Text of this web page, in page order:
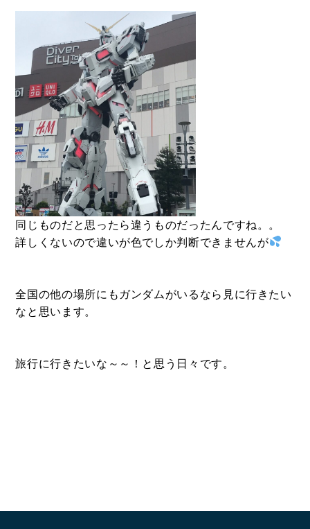
CONTACT お問い合わせ
コンタクトフォームからお問い合わせ
同じものだと思ったら違うものだったんですね。。
詳しくないので違いが色でしか判断できませんが
全国の他の場所にもガンダムがいるなら見に行きたい
なと思います。
旅行に行きたいな～～！と思う日々です。